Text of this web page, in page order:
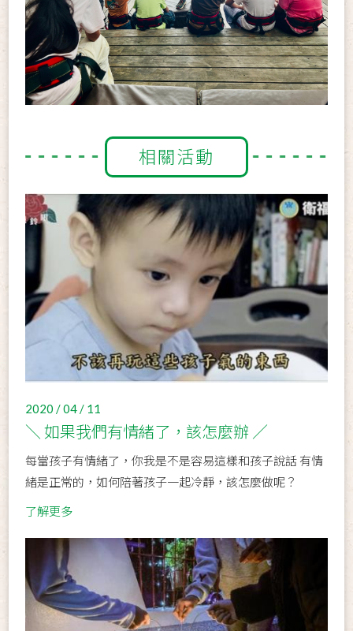
相關活動
2020 / 04 / 11
＼ 如果我們有情緒了，該怎麼辦 ／
每當孩子有情緒了，你我是不是容易這樣和孩子說話 有情
緒是正常的，如何陪著孩子一起冷靜，該怎麼做呢？
了解更多